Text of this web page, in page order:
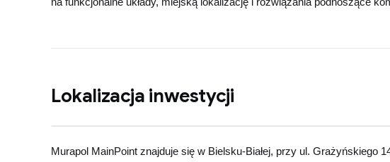
Lokalizacja inwestycji
Murapol MainPoint
+
Murapol MainPoint znajduje się w Bielsku-Białej, przy ul. Grażyńskiego